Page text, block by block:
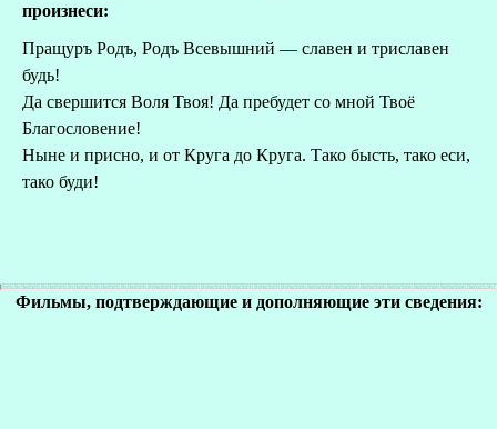
произнеси:
Пращуръ Родъ, Родъ Всевышний — славен и триславен
будь!
Да свершится Воля Твоя! Да пребудет со мной Твоё
Благословение!
Ныне и присно, и от Круга до Круга. Тако бысть, тако еси,
тако буди!
Фильмы, подтверждающие и дополняющие эти сведения: